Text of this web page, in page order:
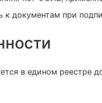
документам при
в едином реестре